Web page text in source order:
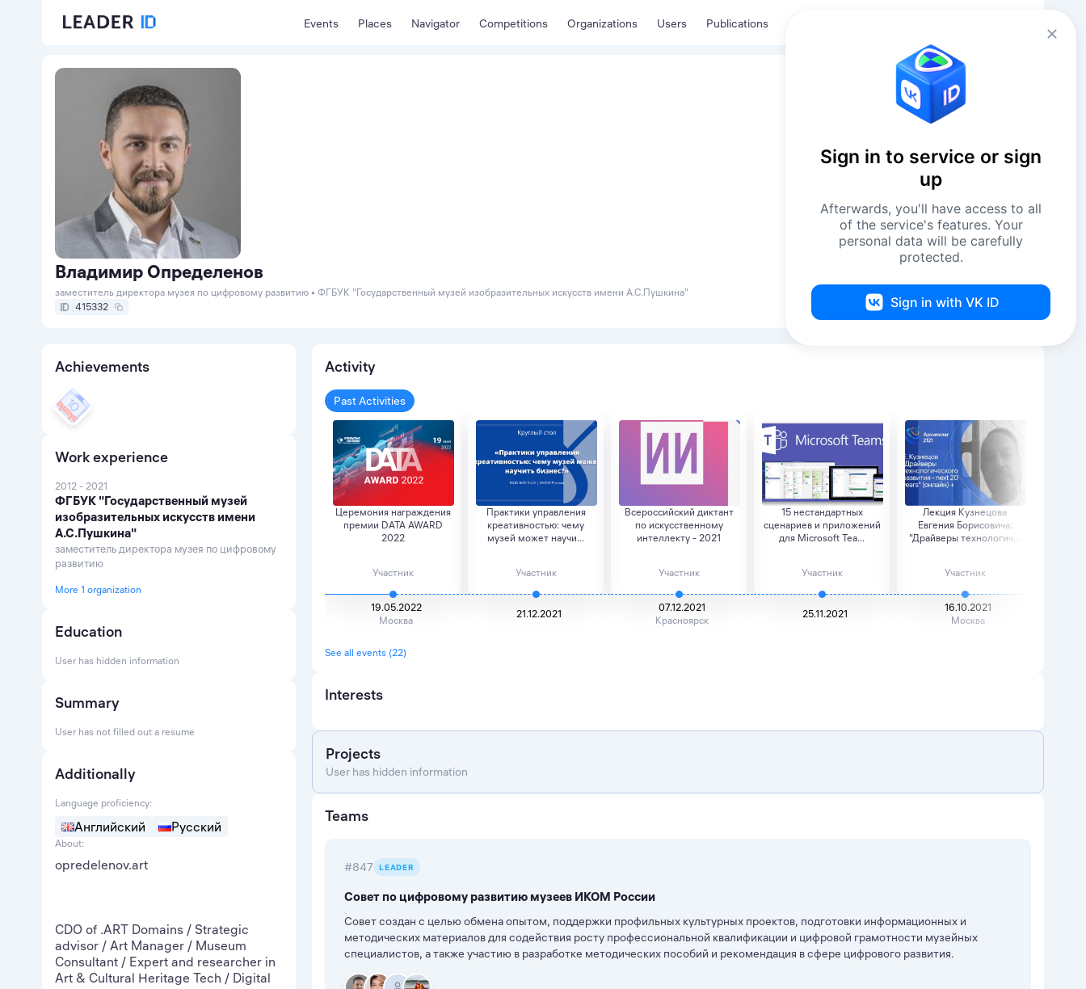
Events Places Navigator Competitions Organizations Users Publications
Владимир Определенов
заместитель директора музея по цифровому развитию • ФГБУК "Государственный музей изобразительных искусств имени А.С.Пушкина"
415332
Achievements
Work experience
2012 - 2021
ФГБУК "Государственный музей
изобразительных искусств имени
А.С.Пушкина"
заместитель директора музея по цифровому
развитию
More 1 organization
Education
User has hidden information
Summary
User has not filled out a resume
Additionally
Language proficiency:
Английский Русский
About:
opredelenov.art
CDO of .ART Domains / Strategic
advisor / Art Manager / Museum
Consultant / Expert and researcher in
Art & Cultural Heritage Tech / Digital
Activity
Past Activities
Церемония награждения
премии DATA AWARD
2022
Участник
19.05.2022
Москва
Практики управления
креативностью: чему
музей может научи...
Участник
21.12.2021
Всероссийский диктант
по искусственному
интеллекту - 2021
Участник
07.12.2021
Красноярск
15 нестандартных
сценариев и приложений
для Microsoft Tea...
Участник
25.11.2021
Лекция Кузнецова
Евгения Борисовича:
"Драйверы технологич...
Участник
16.10.2021
Москва
See all events (22)
Interests
Projects
User has hidden information
Teams
#847 LEADER
Совет по цифровому развитию музеев ИКОМ России
Совет создан с целью обмена опытом, поддержки профильных культурных проектов, подготовки информационных и
методических материалов для содействия росту профессиональной квалификации и цифровой грамотности музейных
специалистов, а также участию в разработке методических пособий и рекомендация в сфере цифрового развития.
Sign in to service or sign
up
Afterwards, you'll have access to all
of the service's features. Your
personal data will be carefully
protected.
Sign in with VK ID